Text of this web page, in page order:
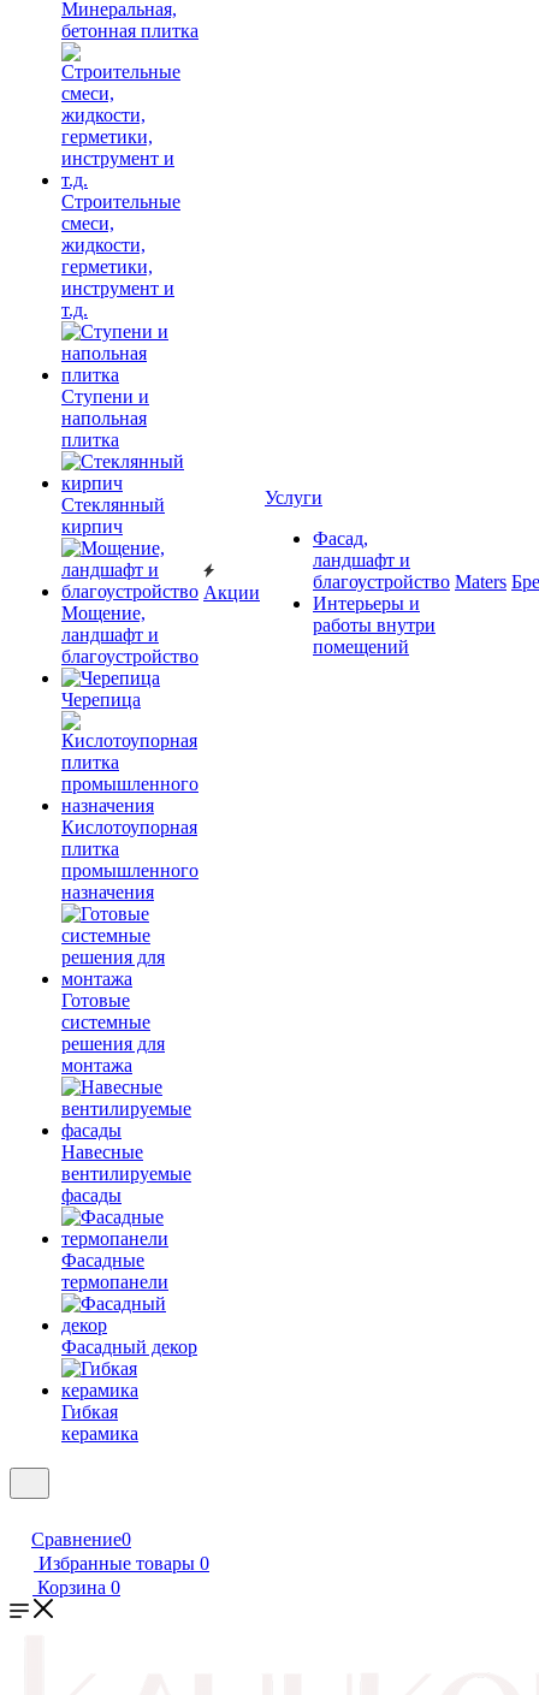
Минеральная,
бетонная плитка
Строительные
смеси,
жидкости,
герметики,
инструмент и
т.д.
Ступени и
напольная
плитка
Cтеклянный
кирпич
Мощение,
ландшафт и
благоустройство
Черепица
Кислотоупорная
плитка
промышленного
назначения
Готовые
системные
решения для
монтажа
Навесные
вентилируемые
фасады
Фасадные
термопанели
Фасадный декор
Гибкая
керамика
Акции
Услуги
Фасад,
ландшафт и
благоустройство
Интерьеры и
работы внутри
помещений
Maters
Сравнение0
Избранные товары 0
Корзина 0